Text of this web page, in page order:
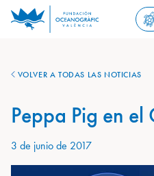
VOLVER A TODAS LAS NOTICIAS
Peppa Pig en
3 de junio de 2017